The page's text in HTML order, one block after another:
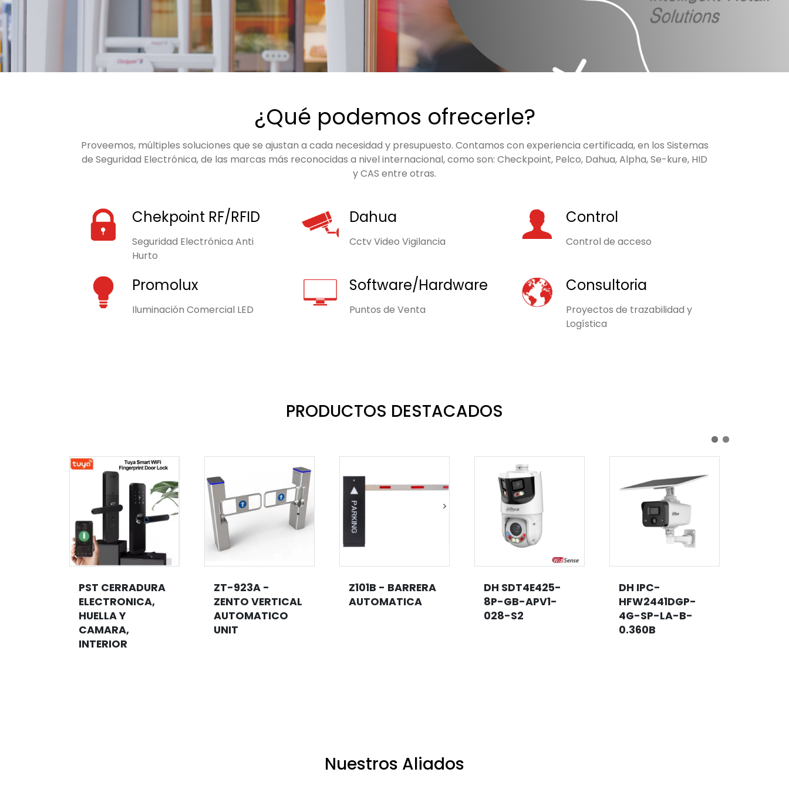
¿Qué podemos ofrecerle?
Proveemos, múltiples soluciones que se ajustan a cada necesidad y presupuesto. Contamos con experiencia certificada, en los Sistemas
de Seguridad Electrónica, de las marcas más reconocidas a nivel internacional, como son: Checkpoint, Pelco, Dahua, Alpha, Se-kure, HID
y CAS entre otras.
Chekpoint RF/RFID
Seguridad Electrónica Anti
Hurto
Dahua
Cctv Video Vigilancia
Control
Control de acceso
Promolux
Iluminación Comercial LED
Software/Hardware
Puntos de Venta
Consultoria
Proyectos de trazabilidad y
Logística
PRODUCTOS DESTACADOS
PST CERRADURA
ELECTRONICA,
HUELLA Y
CAMARA,
INTERIOR
ZT-923A -
ZENTO VERTICAL
AUTOMATICO
UNIT
Z101B - BARRERA
AUTOMATICA
DH SDT4E425-
8P-GB-APV1-
028-S2
DH IPC-
HFW2441DGP-
4G-SP-LA-B-
0.360B
Nuestros Aliados